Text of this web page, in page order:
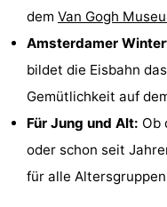
dem Van Gogh
Amsterdamer
bildet die Eisbahn
Gemütlichkeit auf
Für Jung und Alt: Ob
oder schon seit
für alle